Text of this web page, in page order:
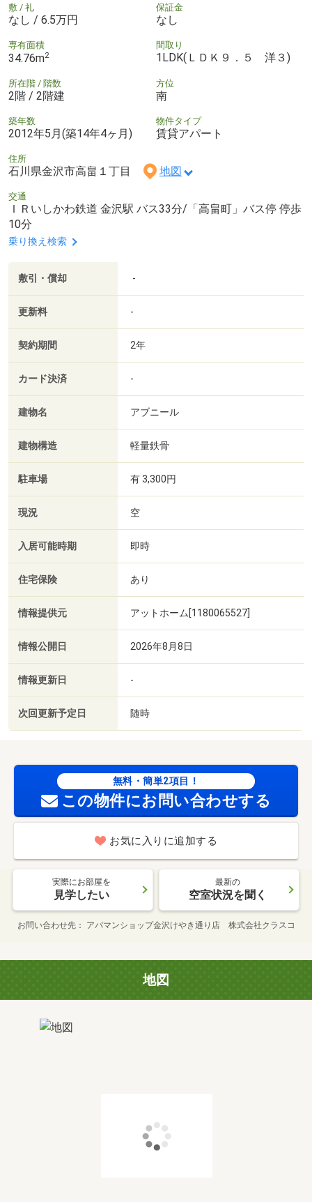
敷 / 礼
なし / 6.5万円
保証金
なし
専有面積
34.76m2
間取り
1LDK(ＬＤＫ９．５ 洋３)
所在階 / 階数
2階 / 2階建
方位
南
築年数
2012年5月(築14年4ヶ月)
物件タイプ
賃貸アパート
住所
石川県金沢市高畠１丁目 地図
交通
ＩＲいしかわ鉄道 金沢駅 バス33分/「高畠町」バス停 停歩
10分
乗り換え検索
敷引・償却 -
更新料 -
契約期間 2年
カード決済 -
建物名 アブニール
建物構造 軽量鉄骨
駐車場 有 3,300円
現況 空
入居可能時期 即時
住宅保険 あり
情報提供元 アットホーム[1180065527]
情報公開日 2026年8月8日
情報更新日 -
次回更新予定日 随時
無料・簡単2項目！
この物件にお問い合わせする
お気に入りに追加する
実際にお部屋を
見学したい
最新の
空室状況を聞く
お問い合わせ先 アパマンショップ金沢けやき通り店 株式会社クラスコ
地図